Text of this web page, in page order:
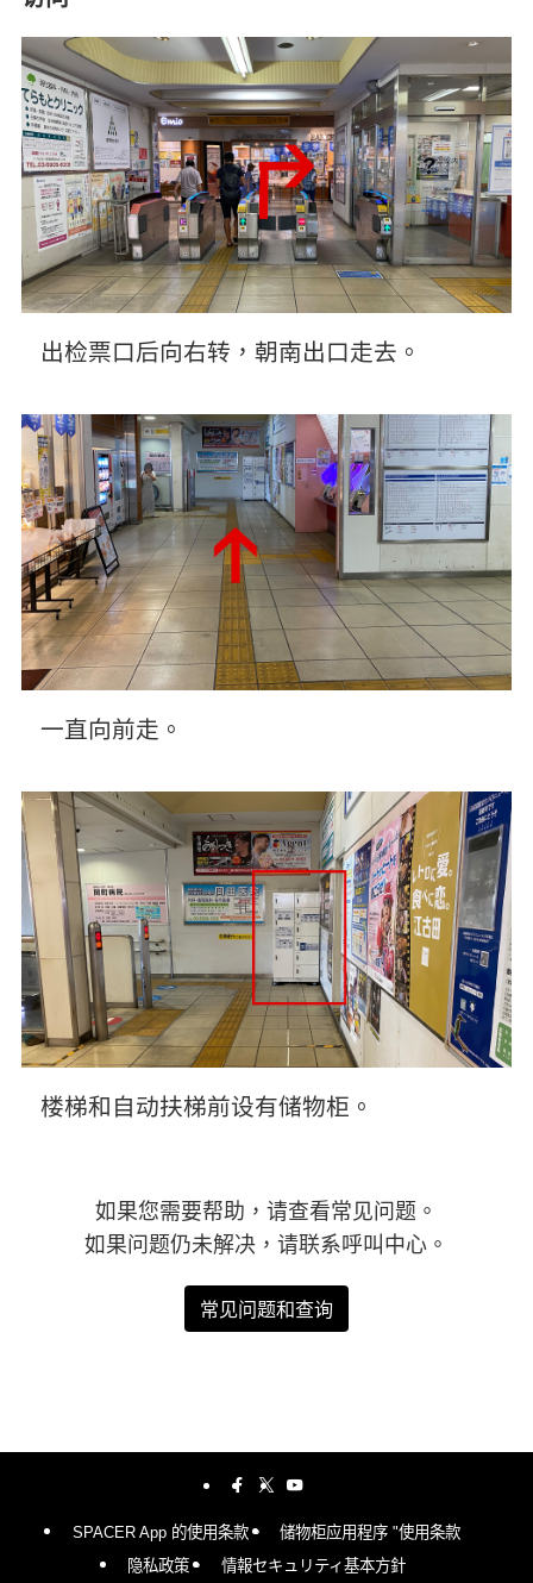
出检票口后向右转，朝南出口走去。
一直向前走。
楼梯和自动扶梯前设有储物柜。
如果您需要帮助，请查看常见问题。
如果问题仍未解决，请联系呼叫中心。
常见问题和查询
SPACER App 的使用条款。
储物柜应用程序 "使用条款
隐私政策。
情報セキュリティ基本方針